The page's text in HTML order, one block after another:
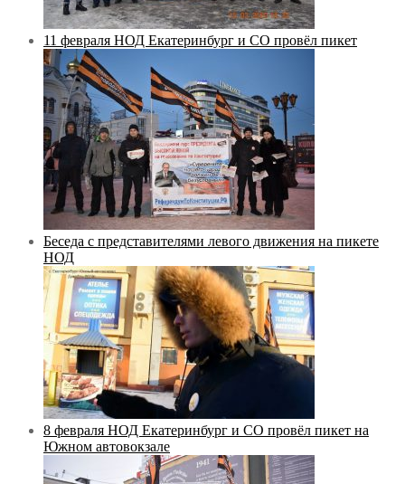
11 февраля НОД Екатеринбург и СО провёл пикет
Беседа с представителями левого движения на пикете
НОД
8 февраля НОД Екатеринбург и СО провёл пикет на
Южном автовокзале